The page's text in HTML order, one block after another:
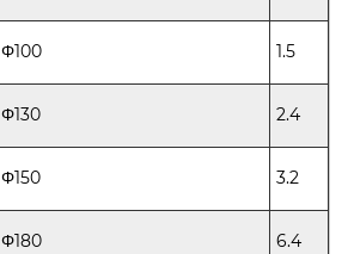
Φ100 1.5
Φ130 2.4
Φ150 3.2
Φ180 6.4